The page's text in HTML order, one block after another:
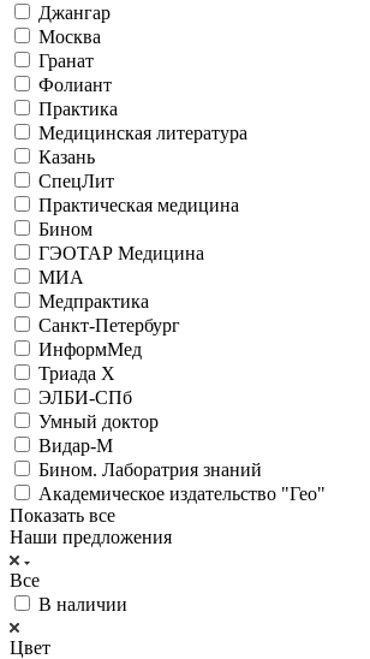
Джангар
Москва
Гранат
Фолиант
Практика
Медицинская литература
Казань
СпецЛит
Практическая медицина
Бином
ГЭОТАР Медицина
МИА
Медпрактика
Санкт-Петербург
ИнформМед
Триада Х
ЭЛБИ-СПб
Умный доктор
Видар-М
Бином. Лаборатрия знаний
Академическое издательство "Гео"
Показать все
Наши предложения
Все
В наличии
Цвет